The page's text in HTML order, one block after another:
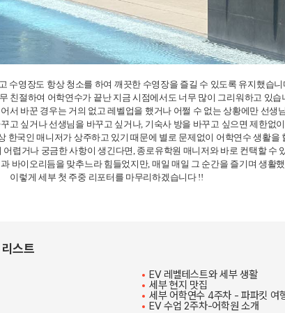
수영장도 항상 청소를 하여 깨끗한 수영장을 즐길 수 있도록 유지했습니
친절하여 어학연수가 끝난 지금 시점에서도 너무 많이 그리워하고 있습
서 바꾼 경우는 거의 없고 레벨업을 했거나 어쩔 수 없는 상황에만 선생
고 싶거나 선생님을 바꾸고 싶거나, 기숙사 방을 바꾸고 싶으면 제한없
한국인 매니저가 상주하고 있기 때문에 별로 문제없이 어학연수 생활을
어렵거나 궁금한 사항이 생긴다면, 종로유학원 매니저와 바로 컨택할 수
바이오리듬을 맞추느라 힘들었지만, 매일 매일 그 순간을 즐기며 생활
이렇게 세부 첫 주중 리포터를 마무리하겠습니다 !!
스트
EV 레벨테스트와 세부 생활
세부 현지 맛집
세부 어학연수 4주차 - 파파킷 여
EV 수업 2주차-어학원 소개